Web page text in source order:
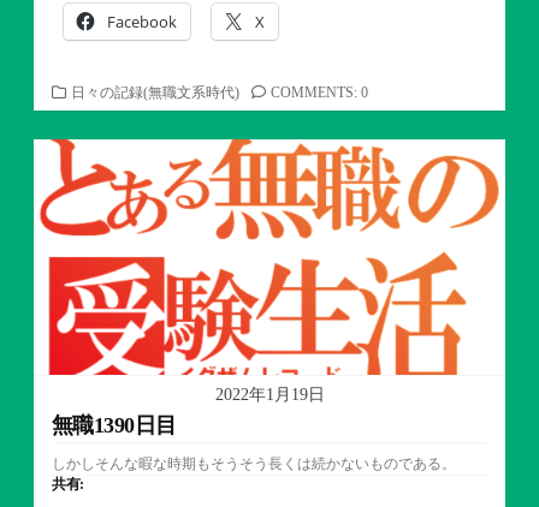
Facebook X
カ
テ
ゴ
ー
日々の記録(無職文系時代) COMMENTS: 0
2022年1月19日
無職1390日目
しかしそんな暇な時期もそうそう長くは続かないものである。
共有: